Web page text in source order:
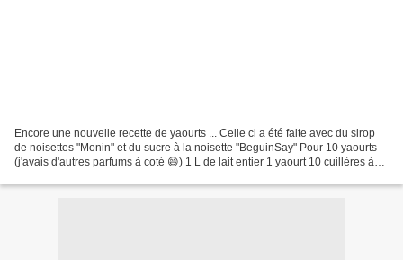
Encore une nouvelle recette de yaourts ... Celle ci a été faite avec du sirop
de noisettes "Monin" et du sucre à la noisette "BeguinSay" Pour 10 yaourts
(j'avais d'autres parfums à coté 😄) 1 L de lait entier 1 yaourt 10 cuillères à